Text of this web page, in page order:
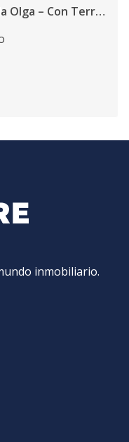
Apartamento en Venta en Villa Olga – Con Terraza Privada en Excelentes Condiciones
inmobiliario.